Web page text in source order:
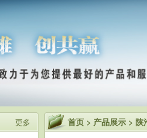
更多 首页 > 产品展示 > 陕